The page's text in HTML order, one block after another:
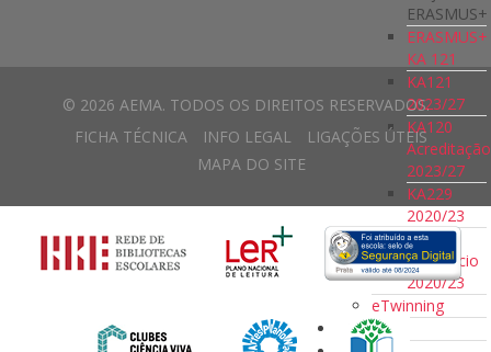
ERASMUS+
ERASMUS+
KA 121
KA121
2023/27
KA120
Acreditação
2023/27
KA229
2020/23
KA101
Consórcio
2020/23
eTwinning
Notícias
© 2026 AEMA. TODOS OS DIREITOS RESERVADOS.
FICHA TÉCNICA
INFO LEGAL
LIGAÇÕES ÚTEIS
MAPA DO SITE